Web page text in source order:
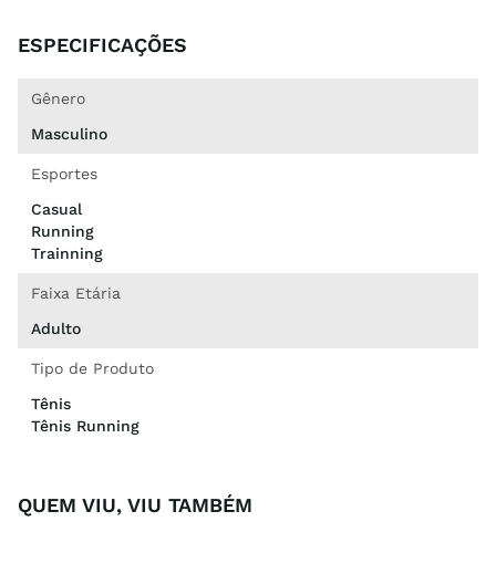
ESPECIFICAÇÕES
Gênero
Masculino
Esportes
Casual
Running
Trainning
Faixa Etária
Adulto
Tipo de Produto
Tênis
Tênis Running
QUEM VIU, VIU TAMBÉM